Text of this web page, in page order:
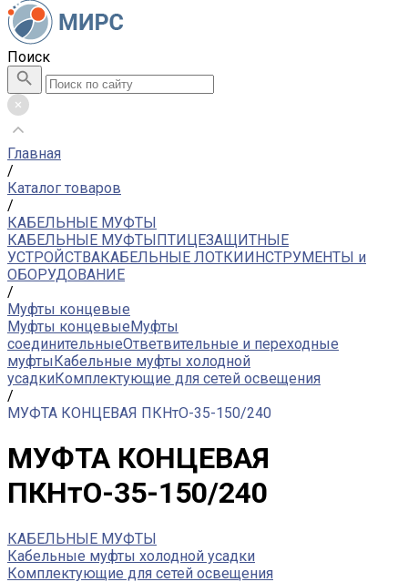
Поиск
Главная
/
Каталог товаров
/
КАБЕЛЬНЫЕ МУФТЫ
КАБЕЛЬНЫЕ МУФТЫПТИЦЕЗАЩИТНЫЕ
УСТРОЙСТВАКАБЕЛЬНЫЕ ЛОТКИИНСТРУМЕНТЫ и
ОБОРУДОВАНИЕ
/
Муфты концевые
Муфты концевыеМуфты
соединительныеОтветвительные и переходные
муфтыКабельные муфты холодной
усадкиКомплектующие для сетей освещения
/
МУФТА КОНЦЕВАЯ ПКНтО-35-150/240
МУФТА КОНЦЕВАЯ
ПКНтО-35-150/240
КАБЕЛЬНЫЕ МУФТЫ
Кабельные муфты холодной усадки
Комплектующие для сетей освещения